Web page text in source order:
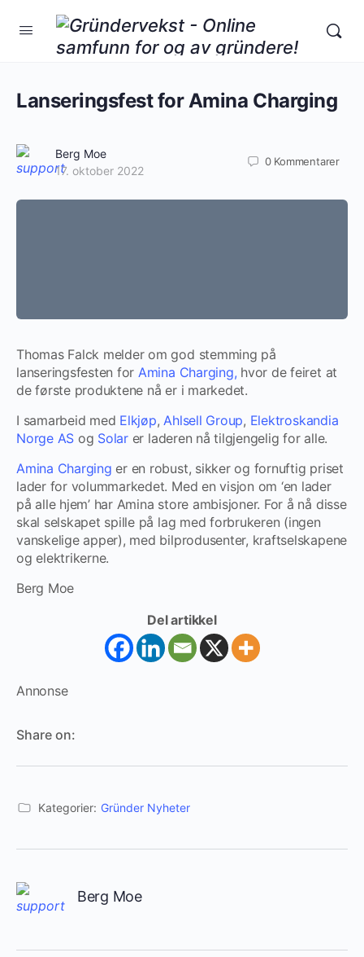
Lanseringsfest for Amina Charging
Berg Moe
17. oktober 2022
0 Kommentarer
Thomas Falck melder om god stemming på
lanseringsfesten for Amina Charging, hvor de feiret at
de første produktene nå er i markedet.
I samarbeid med Elkjøp, Ahlsell Group, Elektroskandia
Norge AS og Solarer laderen nå tilgjengelig for alle.
Amina Charging er en robust, sikker og fornuftig priset
lader for volummarkedet. Med en visjon om ‘en lader
på alle hjem’ har Amina store ambisjoner. For å nå disse
skal selskapet spille på lag med forbrukeren (ingen
vanskelige apper), med bilprodusenter, kraftselskapene
og elektrikerne.
Berg Moe
Del artikkel
Annonse
Share on:
Kategorier: Gründer Nyheter
Berg Moe